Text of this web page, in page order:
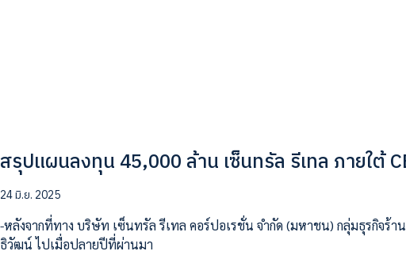
สรุปแผนลงทุน 45,000 ล้าน เซ็นทรัล รีเทล ภายใต้
24 มิ.ย. 2025
-หลังจากที่ทาง บริษัท เซ็นทรัล รีเทล คอร์ปอเรชั่น จำกัด (มหาชน) กลุ่มธุรกิจร้
ธิวัฒน์ ไปเมื่อปลายปีที่ผ่านมา